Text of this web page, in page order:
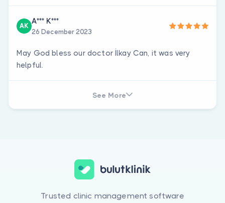
AK
A*** K***
26 December 2023
May God bless our doctor İlkay Can, it was very
helpful.
See More
Trusted clinic management software